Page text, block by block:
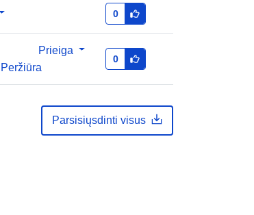
0
Prieiga
0
Parsisiųsdinti visus
geneve